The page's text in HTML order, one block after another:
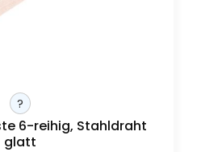
?
6-reihig, Stahldraht
glatt